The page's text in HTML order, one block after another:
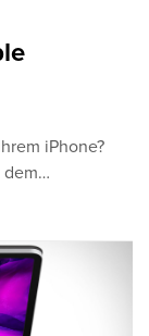
iPhone?
dem…